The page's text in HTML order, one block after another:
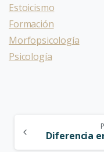
Estoicismo
Formación
Morfopsicología
Psicología